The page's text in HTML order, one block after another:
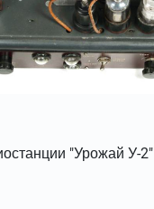
"Урожай У-2"